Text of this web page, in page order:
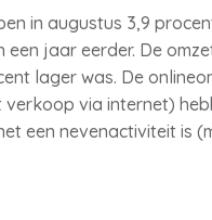
in augustus 3,9
jaar eerder. De
lager was. De
via internet)
een nevenactiviteit is